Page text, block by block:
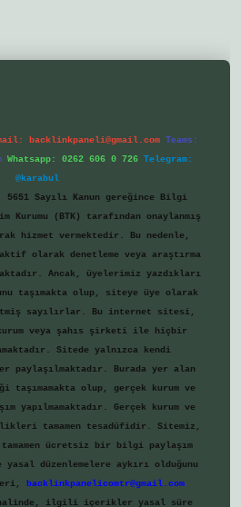
backlinkpaneli@gmail.com Teams:
Whatsapp: 0262 606 0 726 Telegram:
@karabul
5651 Sayılı Kanun gereğince Bilgi
(BTK) tarafından onaylanmış
hizmet vermektedir. Bu nedenle,
olarak denetleme veya araştırma
Ancak, üyelerimiz yazdıkları
taşımakta olup, siteye üye olarak
sayılırlar. Bu internet sitesi,
veya şahıs şirketi ile hiçbir
Sitede yalnızca kendi
paylaşılmaktadır. Burada yer alan
olup, gerçek kurum ve
yapılmamaktadır. Gerçek kurum ve
tamamen tesadüfidir. Sitemiz,
tamamen ücretsiz bir bilgi paylaşım
yasal düzenlemelere aykırı olduğunu
backlinkpanelicomtr@gmail.com
halinde, ilgili içerikler yasal süre